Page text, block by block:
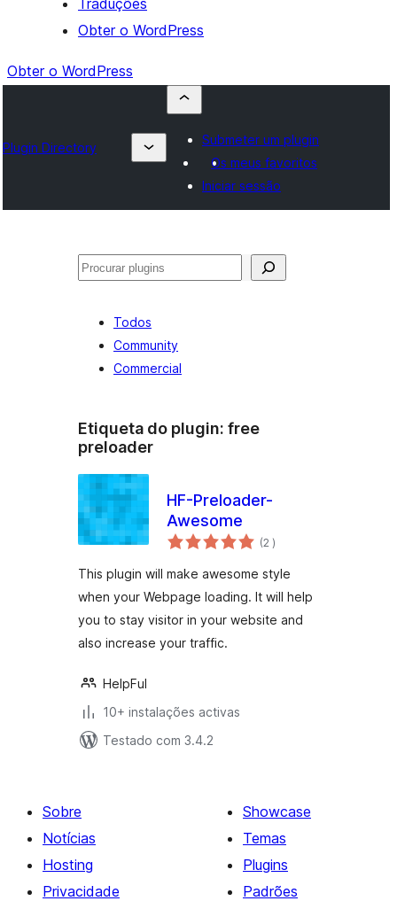
Traduções
Obter o WordPress
Obter o WordPress
Plugin Directory
Submeter um plugin
Os meus favoritos
Iniciar sessão
Pesquisar
Todos
Community
Commercial
Etiqueta do plugin: free
preloader
HF-Preloader-
Awesome
(2 classificações
)
This plugin will make awesome style
when your Webpage loading. It will help
you to stay visitor in your website and
also increase your traffic.
HelpFul
10+ instalações activas
Testado com 3.4.2
Sobre
Notícias
Hosting
Privacidade
Showcase
Temas
Plugins
Padrões